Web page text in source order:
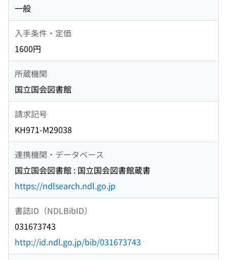
一般
入手条件・定価
1600円
所蔵機関
国立国会図書館
請求記号
KH971-M29038
連携機関・データベース
国立国会図書館 : 国立国会図書館蔵書
https://ndlsearch.ndl.go.jp
書誌ID（NDLBibID）
031673743
http://id.ndl.go.jp/bib/031673743